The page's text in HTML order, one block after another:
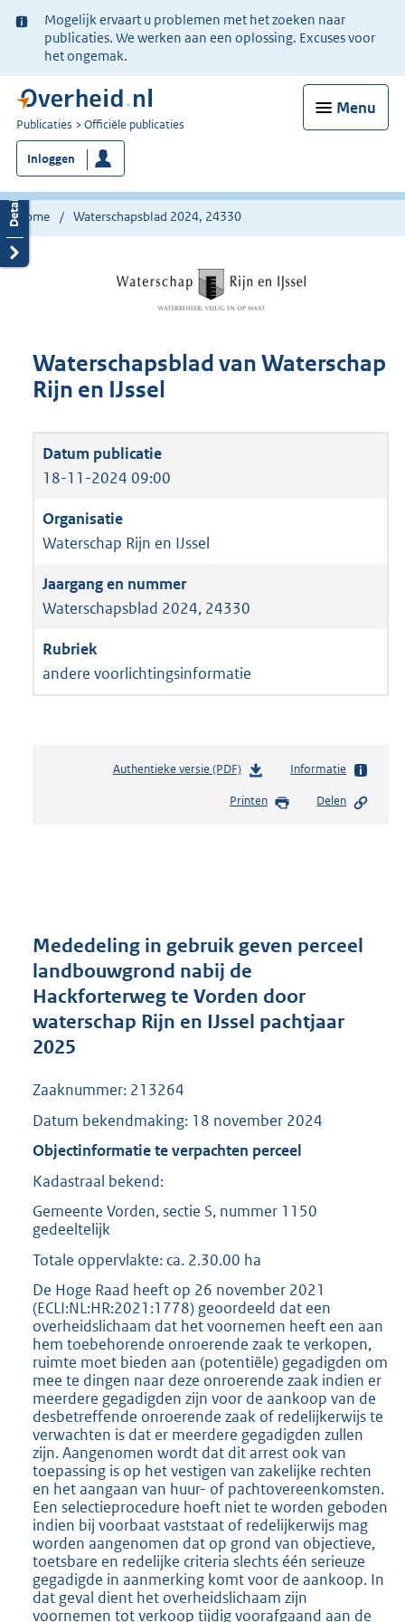
Ter
informatie:
Mogelijk ervaart u problemen met het zoeken naar
publicaties. We werken aan een oplossing. Excuses voor
het ongemak.
Menu
U
bent
nu
hier:
Publicaties Officiële publicaties
Inloggen
Home Waterschapsblad 2024, 24330
Waterschapsblad van Waterschap
Rijn en IJssel
18-11-2024 09:00
Waterschap Rijn en IJssel
Waterschapsblad 2024, 24330
andere voorlichtingsinformatie
Authentieke versie (PDF)b
s
r
o
o
t
t
K
b
Informatie
Printen Delen
Mededeling in gebruik geven perceel
landbouwgrond nabij de
Hackforterweg te Vorden door
waterschap Rijn en IJssel pachtjaar
2025
Zaaknummer: 213264
Datum bekendmaking: 18 november 2024
Objectinformatie te verpachten perceel
Kadastraal bekend:
Gemeente Vorden, sectie S, nummer 1150
gedeeltelijk
Totale oppervlakte: ca. 2.30.00 ha
De Hoge Raad heeft op 26 november 2021
(ECLI:NL:HR:2021:1778) geoordeeld dat een
overheidslichaam dat het voornemen heeft een aan
hem toebehorende onroerende zaak te verkopen,
ruimte moet bieden aan (potentiële) gegadigden om
mee te dingen naar deze onroerende zaak indien er
meerdere gegadigden zijn voor de aankoop van de
desbetreffende onroerende zaak of redelijkerwijs te
verwachten is dat er meerdere gegadigden zullen
zijn. Aangenomen wordt dat dit arrest ook van
toepassing is op het vestigen van zakelijke rechten
en het aangaan van huur- of pachtovereenkomsten.
Een selectieprocedure hoeft niet te worden geboden
indien bij voorbaat vaststaat of redelijkerwijs mag
worden aangenomen dat op grond van objectieve,
toetsbare en redelijke criteria slechts één serieuze
gegadigde in aanmerking komt voor de aankoop. In
dat geval dient het overheidslichaam zijn
voornemen tot verkoop tijdig voorafgaand aan de